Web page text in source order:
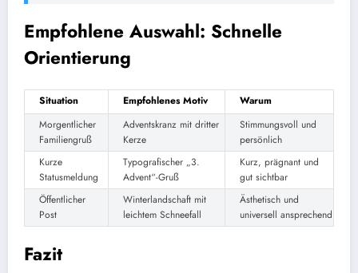
Empfohlene Auswahl: Schnelle
Orientierung
Situation Empfohlenes Motiv
Warum
Morgentlicher
Familiengruß
Adventskranz mit dritter
Kerze
Stimmungsvoll und
persönlich
Kurze
Statusmeldung
Typografischer „3.
Advent“-Gruß
Kurz, prägnant und
gut sichtbar
Öffentlicher
Post
Winterlandschaft mit
leichtem Schneefall
Ästhetisch und
universell ansprechend
Fazit